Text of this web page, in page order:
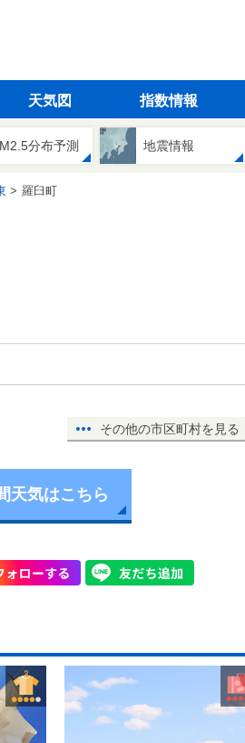
天気図 指数情報
分布予測 地震情報
羅臼町
その他の市区町村を見る
天気はこちら